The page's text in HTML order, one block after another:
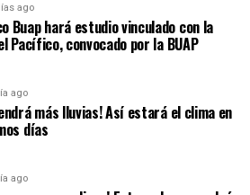
ago
Buap hará estudio vinculado con la
Pacífico, convocado por la BUAP
ago
más lluvias! Así estará el clima en
días
ago